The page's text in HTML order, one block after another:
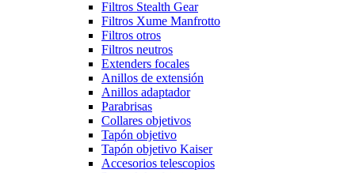
Filtros Stealth Gear
Filtros Xume Manfrotto
Filtros otros
Filtros neutros
Extenders focales
Anillos de extensión
Anillos adaptador
Parabrisas
Collares objetivos
Tapón objetivo
Tapón objetivo Kaiser
Accesorios telescopios